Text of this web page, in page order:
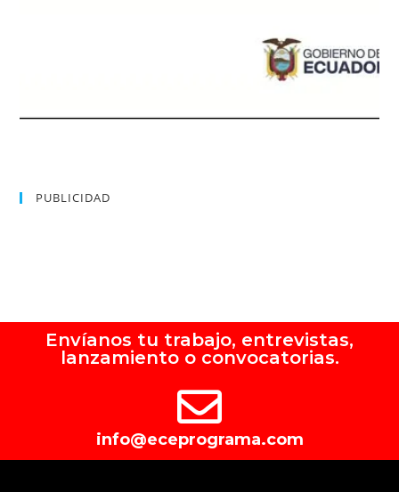
PUBLICIDAD
Envíanos tu trabajo, entrevistas,
lanzamiento o convocatorias.
info@eceprograma.com